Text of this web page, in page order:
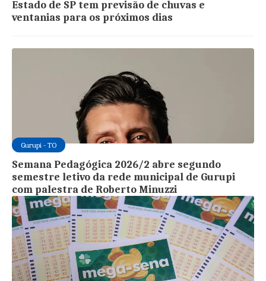
Estado de SP tem previsão de chuvas e
ventanias para os próximos dias
Gurupi - TO
Semana Pedagógica 2026/2 abre segundo
semestre letivo da rede municipal de Gurupi
com palestra de Roberto Minuzzi